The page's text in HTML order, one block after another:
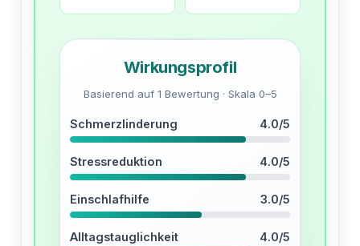
Wirkungsprofil
Basierend auf 1 Bewertung · Skala 0–5
Schmerzlinderung 4.0/5
Stressreduktion 4.0/5
Einschlafhilfe 3.0/5
Alltagstauglichkeit 4.0/5